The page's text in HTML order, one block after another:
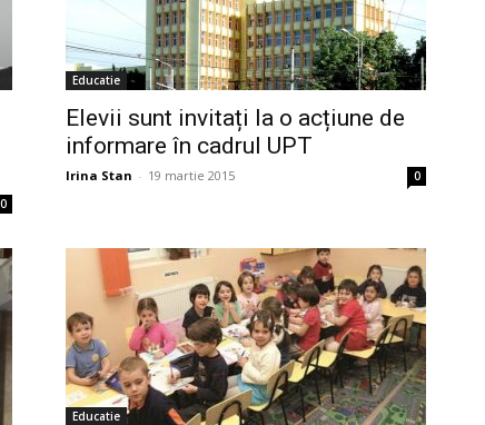
0
Educatie
Elevii sunt invitați la o acțiune de
informare în cadrul UPT
Irina Stan - 19 martie 2015 0
Educatie